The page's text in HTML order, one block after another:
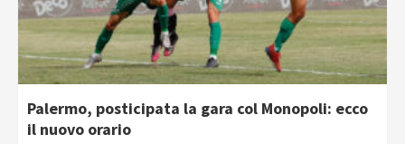
Palermo, posticipata la gara col Monopoli: ecco
il nuovo orario